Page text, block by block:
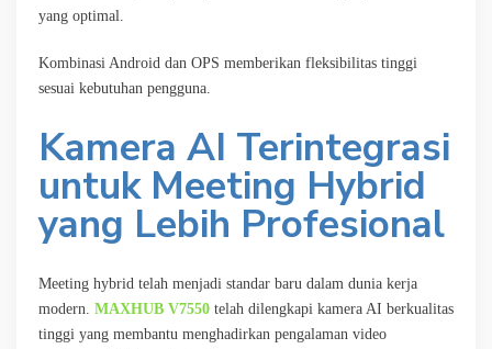
yang optimal.
Kombinasi Android dan OPS memberikan fleksibilitas tinggi
sesuai kebutuhan pengguna.
Kamera AI Terintegrasi
untuk Meeting Hybrid
yang Lebih Profesional
Meeting hybrid telah menjadi standar baru dalam dunia kerja
modern. MAXHUB V7550 telah dilengkapi kamera AI berkualitas
tinggi yang membantu menghadirkan pengalaman video